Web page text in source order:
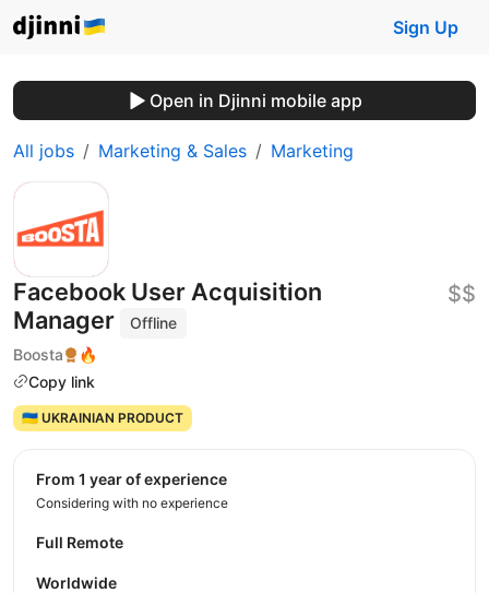
Sign Up
Open in Djinni mobile app
All jobs Marketing & Sales Marketing
Facebook User Acquisition
Manager
Offline
Boosta
🔥
Copy link
$$
🇺🇦 UKRAINIAN PRODUCT
from 1 year of experience
Considering with no experience
Full Remote
Worldwide